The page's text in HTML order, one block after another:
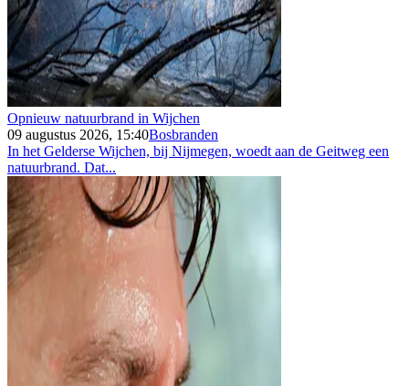
Opnieuw natuurbrand in Wijchen
09 augustus 2026, 15:40Bosbranden
In het Gelderse Wijchen, bij Nijmegen, woedt aan de Geitweg een
natuurbrand. Dat...